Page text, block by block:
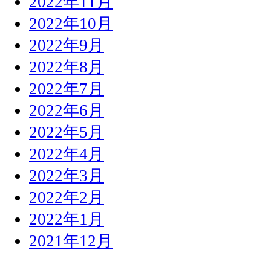
2022年10月
2022年9月
2022年8月
2022年7月
2022年6月
2022年5月
2022年4月
2022年3月
2022年2月
2022年1月
2021年12月